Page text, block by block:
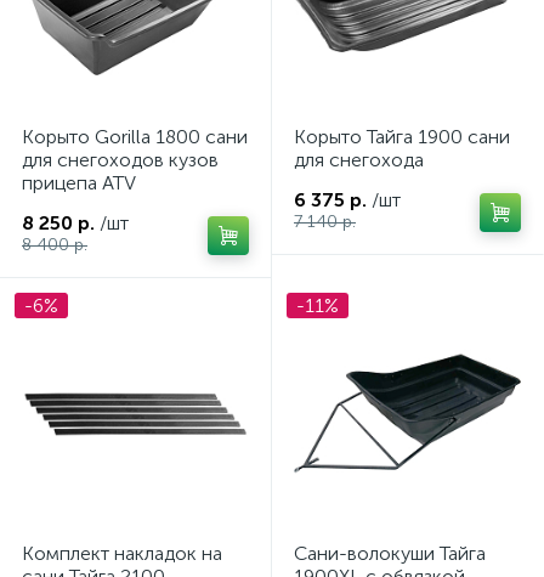
Корыто Gorilla 1800 сани
для снегоходов кузов
прицепа ATV
8 250 р. /шт
8 400 р.
Корыто Тайга 1900 сани
для снегохода
6 375 р. /шт
7 140 р.
-6%
Комплект накладок на
-11%
Сани-волокуши Тайга